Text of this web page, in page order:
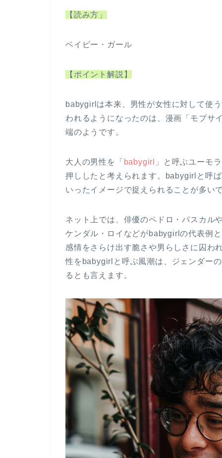
【読み方」
ベイビー・ガール
【ポイント解説】
babygirlは本来、男性が女性に対して使
われるようになったのは、漫画「モブサ
端のようです。
大人の男性を「 babygirl
」と呼ぶユーモ
押ししたと考えられます。babygirlと呼
いったイメージで捉えられることが多い
ネット上では、俳優のペドロ・パスカル
ケンダル・ロイなどがbabygirlの代表例
感情をさらけ出す脆さや男らしさに囚わ
性をbabygirlと呼ぶ風潮は、ジェンダー
るとも言えます。